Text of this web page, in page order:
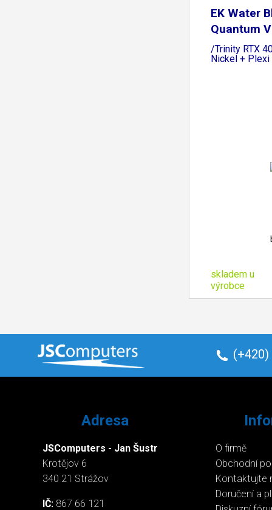
EK Water
Quantum
/Trinity RTX
Nickel + Plexi
skladem u
výrobce
(+420)
Adresa
JSComputers - Jan Šustr
Krotějov 6
340 21 Strážov
IČ: 867 66 121
O firmě
Obchodní
Kontaktujte
Doručení a